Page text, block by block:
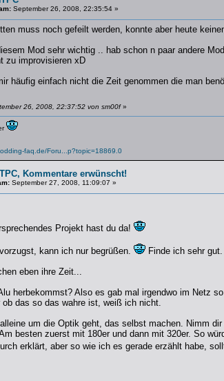
September 26, 2008, 22:35:54 »
muss noch gefeilt werden, konnte aber heute
Mod sehr wichtig .. hab schon n paar andere
zu improvisieren xD
häufig einfach nicht die Zeit genommen die man
26, 2008, 22:37:52 von sm00f»
faq.de/Foru...p?topic=18869.0
Kommentare erwünscht!
September 27, 2008, 11:09:07 »
Projekt hast du da!
kann ich nur begrüßen.
Finde ich sehr gut.
eben ihre Zeit...
herbekommst? Also es gab mal irgendwo im Netz
ob das so das wahre ist, weiß ich nicht.
um die Optik geht, das selbst machen. Nimm
besten zuerst mit 180er und dann mit 320er. So
erklärt, aber so wie ich es gerade erzählt habe,